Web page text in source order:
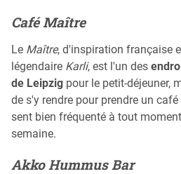
Café Maître
Le Maître, d'inspiration française
légendaire Karli, est l'un des
de Leipzig pour le petit-déjeuner,
de s'y rendre pour prendre un
sent bien fréquenté à tout
semaine.
Akko Hummus Bar